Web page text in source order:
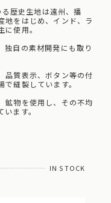
歴史生地は遠州、播
地をはじめ、インド、ラ
使用。
独自の素材開発にも取り
品質表示、ボタン等の付
縫製しています。
鉱物を使用し、その不均
ます。
IN STOCK